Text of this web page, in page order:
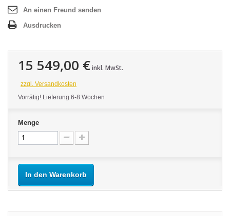
An einen Freund senden
Ausdrucken
15 549,00 €inkl. MwSt.
zzgl. Versandkosten
Vorrätig! Lieferung 6-8 Wochen
Menge
In den Warenkorb